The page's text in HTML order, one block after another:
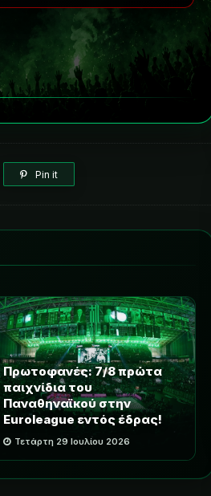
Pin it
Πρωτοφανές: 7/8 πρώτα
παιχνίδια του
Παναθηναϊκού στην
Euroleague εντός έδρας!
Τετάρτη 29 Ιουλίου 2026